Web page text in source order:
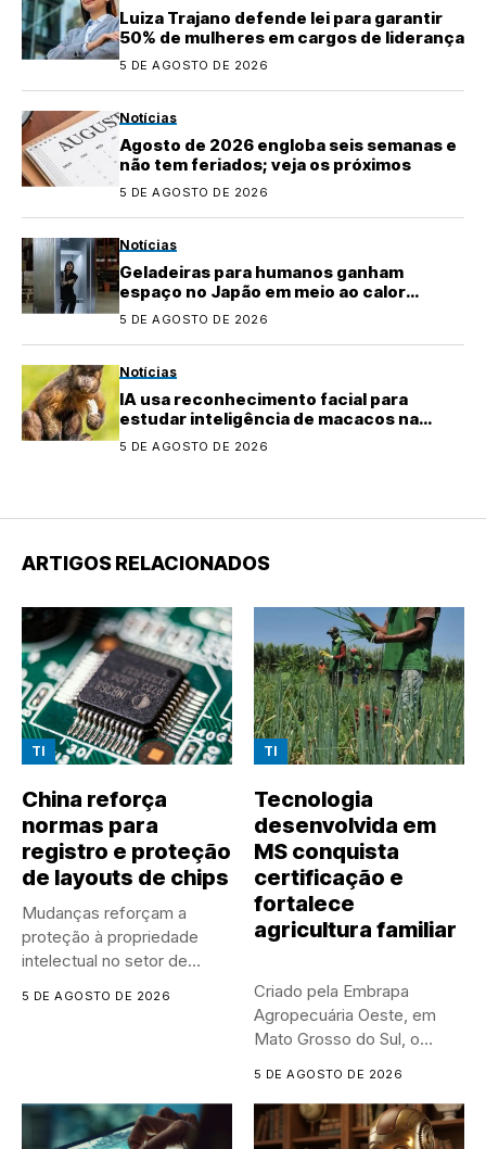
Luiza Trajano defende lei para garantir
50% de mulheres em cargos de liderança
5 DE AGOSTO DE 2026
Notícias
Agosto de 2026 engloba seis semanas e
não tem feriados; veja os próximos
5 DE AGOSTO DE 2026
Notícias
Geladeiras para humanos ganham
espaço no Japão em meio ao calor
extremo
5 DE AGOSTO DE 2026
Notícias
IA usa reconhecimento facial para
estudar inteligência de macacos na
natureza
5 DE AGOSTO DE 2026
ARTIGOS RELACIONADOS
TI
China reforça
normas para
registro e proteção
de layouts de chips
Mudanças reforçam a
proteção à propriedade
intelectual no setor de
5 DE AGOSTO DE 2026
TI
Tecnologia
desenvolvida em
MS conquista
certificação e
fortalece
agricultura familiar
Criado pela Embrapa
Agropecuária Oeste, em
Mato Grosso do Sul, o
5 DE AGOSTO DE 2026